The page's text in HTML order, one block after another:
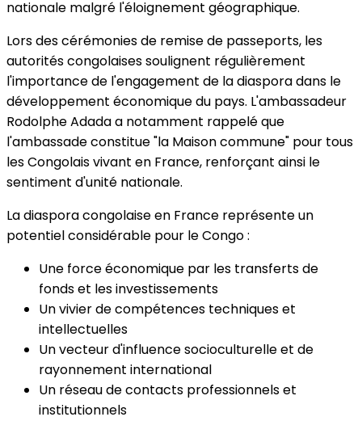
nationale malgré l'éloignement géographique.
Lors des cérémonies de remise de passeports, les
autorités congolaises soulignent régulièrement
l'importance de l'engagement de la diaspora dans le
développement économique du pays. L'ambassadeur
Rodolphe Adada a notamment rappelé que
l'ambassade constitue "la Maison commune" pour tous
les Congolais vivant en France, renforçant ainsi le
sentiment d'unité nationale.
La diaspora congolaise en France représente un
potentiel considérable pour le Congo :
Une force économique par les transferts de
fonds et les investissements
Un vivier de compétences techniques et
intellectuelles
Un vecteur d'influence socioculturelle et de
rayonnement international
Un réseau de contacts professionnels et
institutionnels